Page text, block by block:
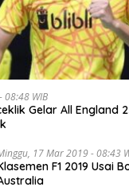
08:48 WIB
Gelar All England
17 Mar 2019 - 08:43
F1 2019 Usai